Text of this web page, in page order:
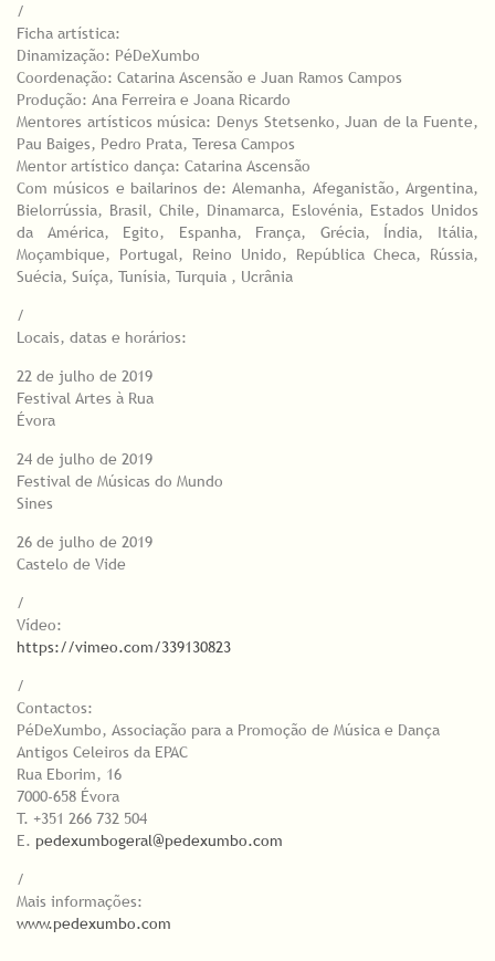
/
Ficha artística:
Dinamização: PéDeXumbo
Coordenação: Catarina Ascensão e Juan Ramos Campos
Produção: Ana Ferreira e Joana Ricardo
Mentores artísticos música: Denys Stetsenko, Juan de la Fuente,
Pau Baiges, Pedro Prata, Teresa Campos
Mentor artístico dança: Catarina Ascensão
Com músicos e bailarinos de: Alemanha, Afeganistão, Argentina,
Bielorrússia, Brasil, Chile, Dinamarca, Eslovénia, Estados Unidos
da América, Egito, Espanha, França, Grécia, Índia, Itália,
Moçambique, Portugal, Reino Unido, República Checa, Rússia,
Suécia, Suíça, Tunísia, Turquia , Ucrânia
/
Locais, datas e horários:
22 de julho de 2019
Festival Artes à Rua
Évora
24 de julho de 2019
Festival de Músicas do Mundo
Sines
26 de julho de 2019
Castelo de Vide
/
Vídeo:
https://vimeo.com/339130823
/
Contactos:
PéDeXumbo, Associação para a Promoção de Música e Dança
Antigos Celeiros da EPAC
Rua Eborim, 16
7000-658 Évora
T. +351 266 732 504
E. pedexumbogeral@pedexumbo.com
/
Mais informações:
www.pedexumbo.com